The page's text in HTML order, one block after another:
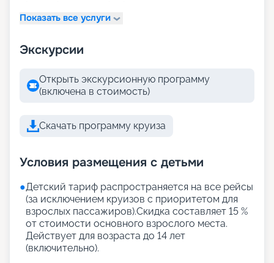
Показать все услуги
Экскурсии
Открыть экскурсионную программу
(включена в стоимость)
Скачать программу круиза
Условия размещения с детьми
●Детский тариф распространяется на все рейсы
(за исключением круизов с приоритетом для
взрослых пассажиров).Скидка составляет 15 %
от стоимости основного взрослого места.
Действует для возраста до 14 лет
(включительно).